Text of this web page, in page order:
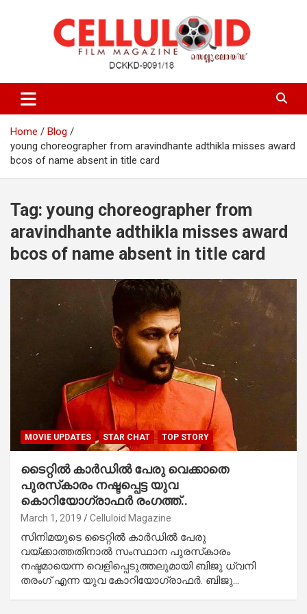
celluloid
Home
Blog
young choreographer from aravindhante adthikla misses award
bcos of name absent in title card
Tag:young choreographer from
aravindhante adthikla misses award
bcos of name absent in title card
MOVIE UPDATES STAR CHAT TOP STORY
ടൈറ്റില്‍ കാര്‍ഡില്‍ പേരു വെക്കാതെ
പുരസ്‌കാരം നഷ്ടപ്പെട്ട യുവ
കൊറിയോഗ്രാഫര്‍ രംഗത്ത്..
March 1, 2019 Celluloid Magazine
സിനിമയുടെ ടൈറ്റില്‍ കാര്‍ഡില്‍ പേരു
വയ്ക്കാത്തതിനാല്‍ സംസ്ഥാന പുരസ്‌കാരം
നഷ്ടമായെന്ന വെളിപ്പെടുത്തലുമായി ബിജു ധ്വനി
തരംഗ് എന്ന യുവ കോറിയോഗ്രാഫര്‍. ബിജു…